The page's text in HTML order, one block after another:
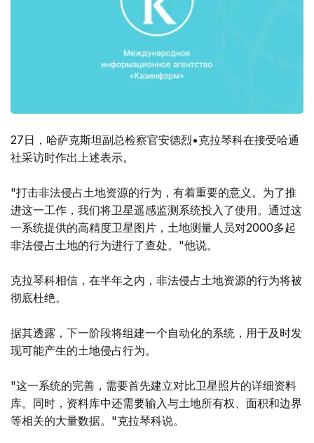
27日，哈萨克斯坦副总检察官安德烈•克拉琴科在接受哈通
社采访时作出上述表示。
"打击非法侵占土地资源的行为，有着重要的意义。为了推
进这一工作，我们将卫星遥感监测系统投入了使用。通过这
一系统提供的高精度卫星图片，土地测量人员对2000多起
非法侵占土地的行为进行了查处。"他说。
克拉琴科相信，在半年之内，非法侵占土地资源的行为将被
彻底杜绝。
据其透露，下一阶段将组建一个自动化的系统，用于及时发
现可能产生的土地侵占行为。
"这一系统的完善，需要首先建立对比卫星照片的详细资料
库。同时，资料库中还需要输入与土地所有权、面积和边界
等相关的大量数据。"克拉琴科说。